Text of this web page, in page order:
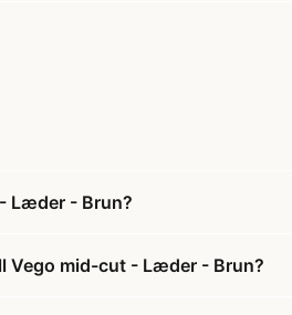
Læder - Brun?
Vego mid-cut - Læder - Brun?